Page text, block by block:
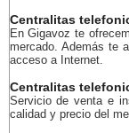
Centralitas
En Gigavoz te
mercado. Además te
acceso a Internet.
Centralitas
Servicio de venta e
calidad y precio del